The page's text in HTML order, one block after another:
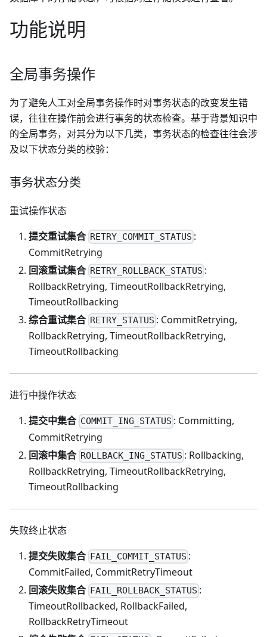
功能说明
全局事务操作
为了避免人工对全局事务操作时对事务状态的改变发生错
误，往往在操作前会进行事务的状态检查。基于背景知识中
的全局事务，对其分为以下几类，事务状态的检查往往会涉
及以下状态分类的校验：
事务状态分类
重试操作状态
提交重试集合 RETRY_COMMIT_STATUS :
CommitRetrying
回滚重试集合 RETRY_ROLLBACK_STATUS :
RollbackRetrying, TimeoutRollbackRetrying,
TimeoutRollbacking
综合重试集合 RETRY_STATUS : CommitRetrying,
RollbackRetrying, TimeoutRollbackRetrying,
TimeoutRollbacking
进行中操作状态
提交中集合 COMMIT_ING_STATUS : Committing,
CommitRetrying
回滚中集合 ROLLBACK_ING_STATUS : Rollbacking,
RollbackRetrying, TimeoutRollbackRetrying,
TimeoutRollbacking
失败终止状态
提交失败集合 FAIL_COMMIT_STATUS :
CommitFailed, CommitRetryTimeout
回滚失败集合 FAIL_ROLLBACK_STATUS :
TimeoutRollbacked, RollbackFailed,
RollbackRetryTimeout